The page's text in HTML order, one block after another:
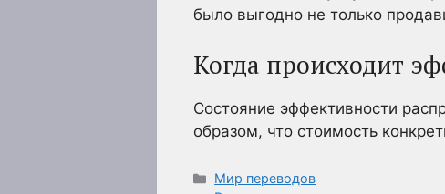
было выгодно не только
Когда происходит
Состояние эффективности
образом, что стоимость
Рубрики
Мир переводов